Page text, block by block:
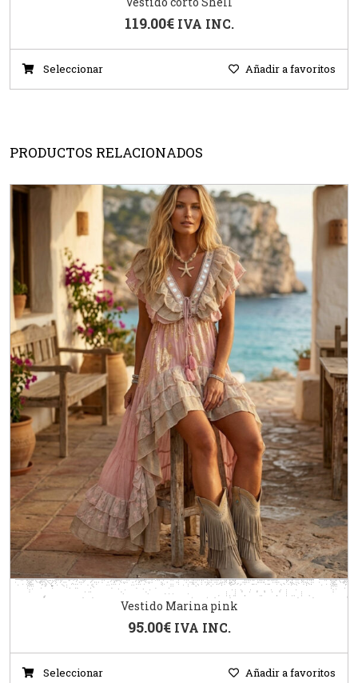
119.00€ IVA INC.
Seleccionar Añadir a favoritos
PRODUCTOS RELACIONADOS
Vestido Marina pink
95.00€ IVA INC.
Seleccionar Añadir a favoritos